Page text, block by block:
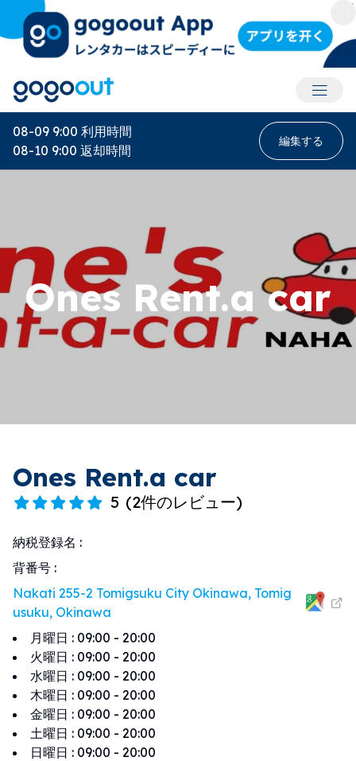
アカウ
08-09 9:00 利用時間
08-10 9:00 返却時間
編集する
Ones Rent.a car
Ones Rent.a car
5 (2件のレビュー)
納税登録名 :
背番号 :
Nakati 255-2 Tomigsuku City Okinawa, Tomig
usuku, Okinawa
月曜日 : 09:00 - 20:00
火曜日 : 09:00 - 20:00
水曜日 : 09:00 - 20:00
木曜日 : 09:00 - 20:00
金曜日 : 09:00 - 20:00
土曜日 : 09:00 - 20:00
日曜日 : 09:00 - 20:00